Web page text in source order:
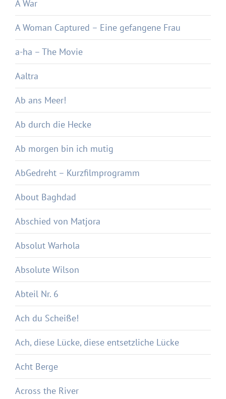
A War
A Woman Captured – Eine gefangene Frau
a-ha – The Movie
Aaltra
Ab ans Meer!
Ab durch die Hecke
Ab morgen bin ich mutig
AbGedreht – Kurzfilmprogramm
About Baghdad
Abschied von Matjora
Absolut Warhola
Absolute Wilson
Abteil Nr. 6
Ach du Scheiße!
Ach, diese Lücke, diese entsetzliche Lücke
Acht Berge
Across the River